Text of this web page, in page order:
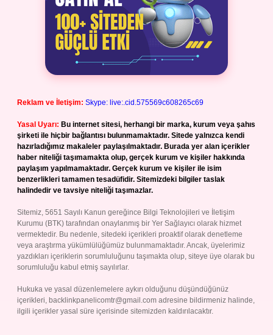
Reklam ve İletişim: Skype: live:.cid.575569c608265c69
Yasal Uyarı: Bu internet sitesi, herhangi bir marka, kurum veya şahıs
şirketi ile hiçbir bağlantısı bulunmamaktadır. Sitede yalnızca kendi
hazırladığımız makaleler paylaşılmaktadır. Burada yer alan içerikler
haber niteliği taşımamakta olup, gerçek kurum ve kişiler hakkında
paylaşım yapılmamaktadır. Gerçek kurum ve kişiler ile isim
benzerlikleri tamamen tesadüfidir. Sitemizdeki bilgiler taslak
halindedir ve tavsiye niteliği taşımazlar.
Sitemiz, 5651 Sayılı Kanun gereğince Bilgi Teknolojileri ve İletişim
Kurumu (BTK) tarafından onaylanmış bir Yer Sağlayıcı olarak hizmet
vermektedir. Bu nedenle, sitedeki içerikleri proaktif olarak denetleme
veya araştırma yükümlülüğümüz bulunmamaktadır. Ancak, üyelerimiz
yazdıkları içeriklerin sorumluluğunu taşımakta olup, siteye üye olarak bu
sorumluluğu kabul etmiş sayılırlar.
Hukuka ve yasal düzenlemelere aykırı olduğunu düşündüğünüz
içerikleri, backlinkpanelicomtr@gmail.com adresine bildirmeniz halinde,
ilgili içerikler yasal süre içerisinde sitemizden kaldırılacaktır.